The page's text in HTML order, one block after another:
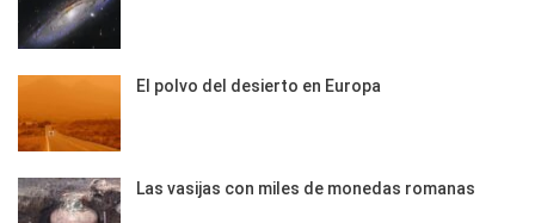
El polvo del desierto en Europa
Las vasijas con miles de monedas romanas